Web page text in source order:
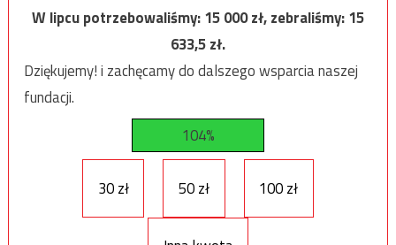
W lipcu potrzebowaliśmy:15 000zł, zebraliśmy:15
633,5zł.
Dziękujemy! i zachęcamy do dalszego wsparcia naszej
fundacji.
104%
30 zł 50 zł 100 zł